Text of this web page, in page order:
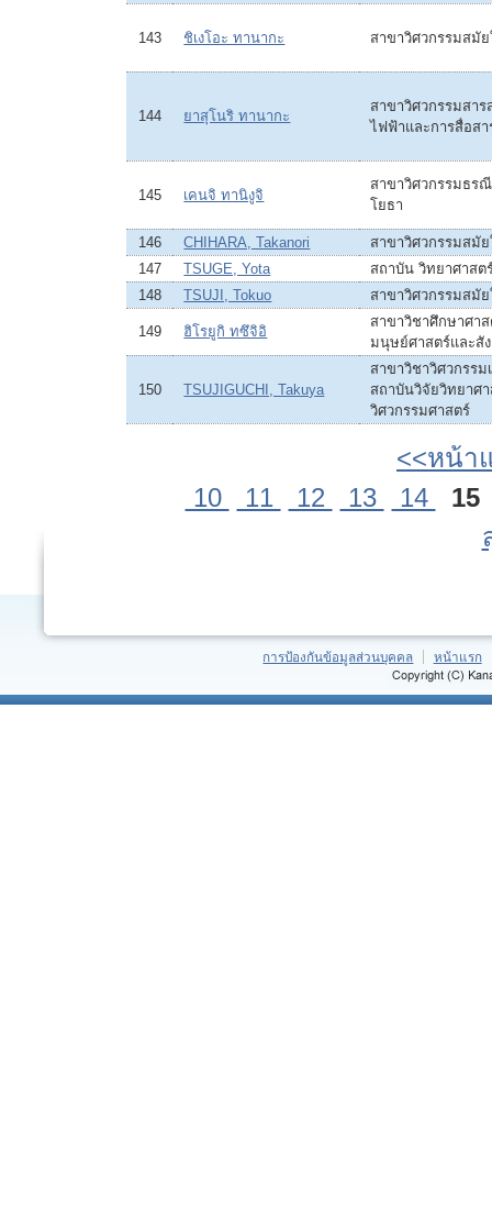
143 ชิเงโอะ ทานากะ สาขาวิศวกรรมสมั
144 ยาสุโนริ ทานากะ
สาขาวิศวกรรมสาร
ไฟฟ้าและการสื่อสา
145 เคนจิ ทานิงูจิ
สาขาวิศวกรรมธร
โยธา
146 CHIHARA, Takanori
สาขาวิศวกรรมสมั
147
TSUGE, Yota
สถาบัน วิทยาศาสต
148
TSUJI, Tokuo สาขาวิศวกรรมสมั
149 ฮิโรยูกิ ทซึจิอิ
สาขาวิชาศึกษาศา
มนุษย์ศาสตร์และสั
150 TSUJIGUCHI, Takuya
สาขาวิชาวิศวกรรม
สถาบันวิจัยวิทยาศ
วิศวกรรมศาสตร์
<<หน้า
10
11 12 13 14
15
การป้องกันข้อมูลส่วนบุคคล หน้าแรก